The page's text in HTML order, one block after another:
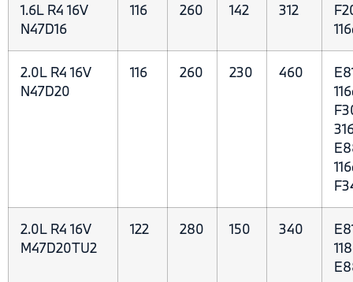
1.6L R4 16V
N47D16
116 260 142 312
2.0L R4 16V
N47D20
116 260 230 460
2.0L R4 16V
M47D20TU2
122 280 150 340